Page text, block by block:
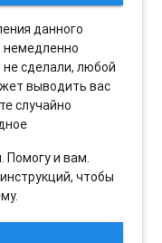
данного
немедленно
не сделали, любой
выводить вас
случайно
Помогу и вам.
чтобы